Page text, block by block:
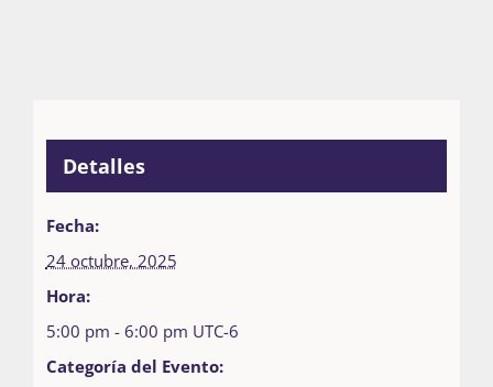
Detalles
Fecha:
24 octubre, 2025
Hora:
5:00 pm - 6:00 pm UTC-6
Categoría del Evento: